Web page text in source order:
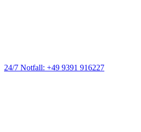
24/7 Notfall: +49 9391 916227